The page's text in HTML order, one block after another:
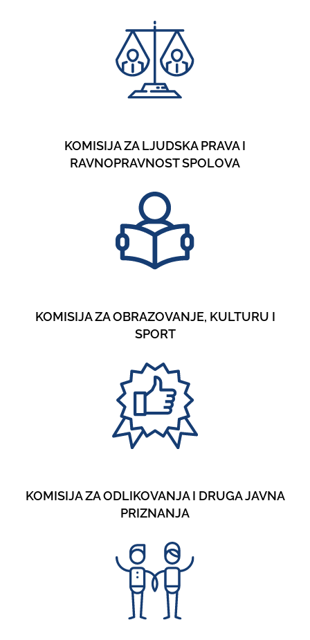
KOMISIJA ZA LJUDSKA PRAVA I
RAVNOPRAVNOST SPOLOVA
KOMISIJA ZA OBRAZOVANJE, KULTURU I
SPORT
KOMISIJA ZA ODLIKOVANJA I DRUGA JAVNA
PRIZNANJA